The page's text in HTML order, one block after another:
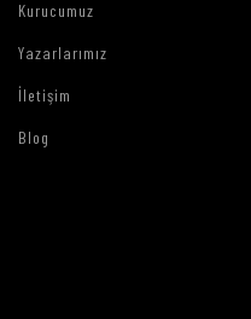
Kurucumuz
Yazarlarımız
İletişim
Blog